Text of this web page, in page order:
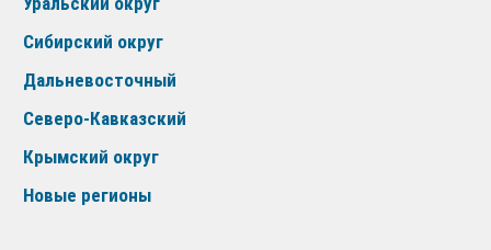
Сибирский округ
Дальневосточный
Северо-Кавказский
Крымский округ
Новые регионы